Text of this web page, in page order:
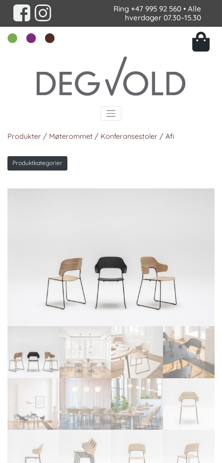
Ring +47 995 92 560 • Alle
hverdager 07.30–15.30
Produkter / Møterommet / Konferansestoler / Afi
Produktkategorier